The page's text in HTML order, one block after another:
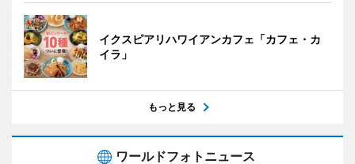
イクスピアリハワイアンカフェ「カフェ・カ
イラ」
もっと見る
ワールドフォトニュース